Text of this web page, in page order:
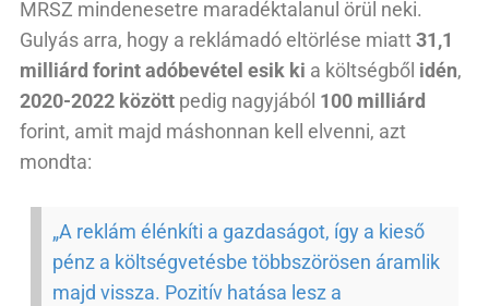
MRSZ mindenesetre maradéktalanul örül neki.
Gulyás arra, hogy a reklámadó eltörlése miatt31,1
milliárd forint adóbevétel esik ki a költségből idén,
2020-2022 között pedig nagyjából 100 milliárd
forint, amit majd máshonnan kell elvenni, azt
mondta:
„A reklám élénkíti a gazdaságot, így a kieső
pénz a költségvetésbe többszörösen áramlik
majd vissza. Pozitív hatása lesz a